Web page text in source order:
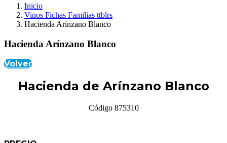
Inicio
Vinos Fichas Familias ttblrs
Hacienda Arínzano Blanco
Hacienda Arínzano Blanco
Volver
Hacienda de Arínzano Blanco
Código 875310